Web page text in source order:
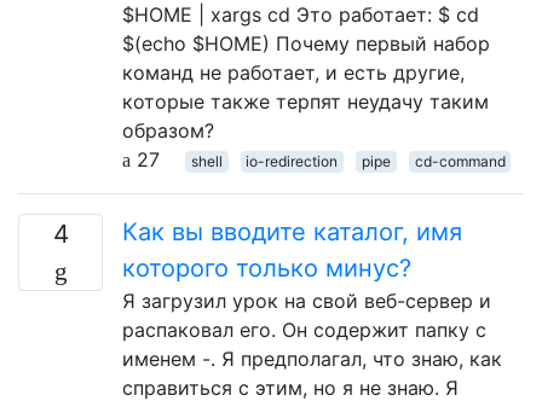
$HOME | xargs cd Это работает: $ cd
$(echo $HOME) Почему первый набор
команд не работает, и есть другие,
которые также терпят неудачу таким
образом?
27
shell io-redirection pipe cd-command
4
Как вы вводите каталог, имя
которого только минус?
Я загрузил урок на свой веб-сервер и
распаковал его. Он содержит папку с
именем -. Я предполагал, что знаю, как
справиться с этим, но я не знаю. Я